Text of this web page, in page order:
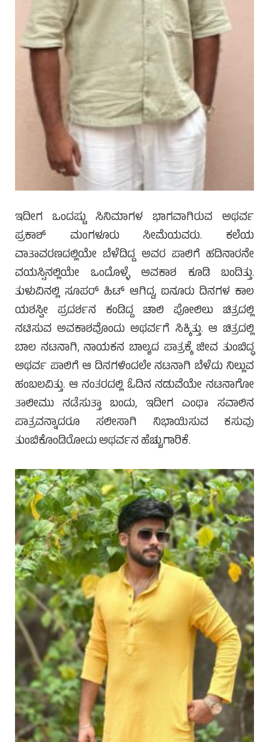
ಇದೀಗ ಒಂದಷ್ಟು ಸಿನಿಮಾಗಳ ಭಾಗವಾಗಿರುವ ಅಥರ್ವ
ಪ್ರಕಾಶ್ ಮಂಗಳೂರು ಸೀಮೆಯವರು. ಕಲೆಯ
ವಾತಾವರಣದಲ್ಲಿಯೇ ಬೆಳೆದಿದ್ದ ಅವರ ಪಾಲಿಗೆ ಹದಿನಾರನೇ
ವಯಸ್ಸಿನಲ್ಲಿಯೇ ಒಂದೊಳ್ಳೆ ಅವಕಾಶ ಕೂಡಿ ಬಂದಿತ್ತು.
ತುಳುವಿನಲ್ಲಿ ಸೂಪರ್ ಹಿಟ್ ಆಗಿದ್ದ, ಐನೂರು ದಿನಗಳ ಕಾಲ
ಯಶಸ್ವೀ ಪ್ರದರ್ಶನ ಕಂಡಿದ್ದ ಚಾಲಿ ಪೋಲಿಲು ಚಿತ್ರದಲ್ಲಿ
ನಟಿಸುವ ಅವಕಾಶವೊಂದು ಅಥರ್ವಗೆ ಸಿಕ್ಕಿತ್ತು. ಆ ಚಿತ್ರದಲ್ಲಿ
ಬಾಲ ನಟನಾಗಿ, ನಾಯಕನ ಬಾಲ್ಯದ ಪಾತ್ರಕ್ಕೆ ಜೀವ ತುಂಬಿದ್ಧ
ಅಥರ್ವ ಪಾಲಿಗೆ ಆ ದಿನಗಳಿಂದಲೇ ನಟನಾಗಿ ಬೆಳೆದು ನಿಲ್ಲುವ
ಹಂಬಲವಿತ್ತು. ಆ ನಂತರದಲ್ಲಿ ಓದಿನ ನಡುವೆಯೇ ನಟನಾಗೋ
ತಾಲೀಮು ನಡೆಸುತ್ತಾ ಬಂದು, ಇದೀಗ ಎಂಥಾ ಸವಾಲಿನ
ಪಾತ್ರವನ್ನಾದರೂ ಸಲೀಸಾಗಿ ನಿಭಾಯಿಸುವ ಕಸುವು
ತುಂಬಿಕೊಂಡಿರೋದು ಅಥರ್ವನ ಹೆಚ್ಚುಗಾರಿಕೆ.